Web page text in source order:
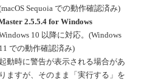
Sequoia での動作確認済み)
2.5.5.4 for Windows
10 以降に対応。(Windows
11 での動作確認済み)
起動時に警告が表示される場合があ
りますが、そのまま「実行する」を